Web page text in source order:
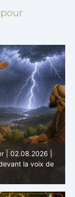
| 01.08.2026 |
de la